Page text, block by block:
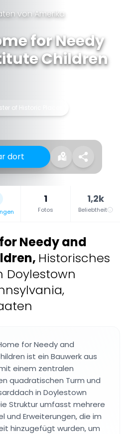
von Amerika
for Needy
Children
of Historic Places
dort
1
Fotos
1,2k
Beliebtheit
Needy and
, Historisches
Doylestown
for Needy and
ist ein Bauwerk aus
einem zentralen
quadratischen Turm und
in Doylestown
Struktur umfasst mehrere
und Erweiterungen, die im
hinzugefügt wurden, um